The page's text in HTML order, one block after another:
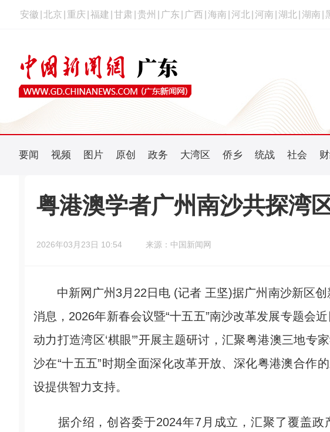
安徽 北京 重庆 福建 甘肃 贵州 广东 广西 海南 河北 河南 湖北 湖南
要闻 视频 图片 原创 政务 大湾区 侨乡 统战 社会
粤港澳学者广州南沙共探湾
2026年03月23日 10:54 来源：中国新闻网
中新网广州3月22日电 (记者 王坚)据广州南沙新区创
消息，2026年新春会议暨“十五五”南沙改革发展专题会
动力打造湾区‘棋眼’”开展主题研讨，汇聚粤港澳三地专
沙在“十五五”时期全面深化改革开放、深化粤港澳合作
设提供智力支持。
据介绍，创咨委于2024年7月成立，汇聚了覆盖政